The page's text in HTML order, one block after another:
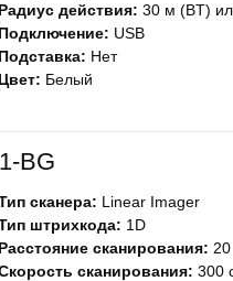
Радиус действия: 30 м (BT)
Подключение: USB
Подставка: Нет
Цвет: Белый
BG
сканера: Linear Imager
штрихкода: 1D
Расстояние сканирования:
сканирования: 300